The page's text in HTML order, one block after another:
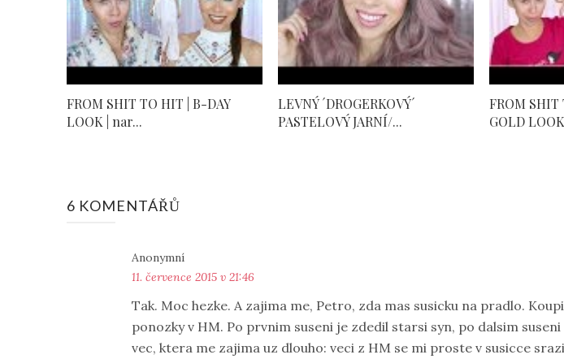
FROM SHIT TO HIT | B-DAY
LOOK | nar...
LEVNÝ ´DROGERKOVÝ´
PASTELOVÝ JARNÍ/...
FROM SHIT
GOLD
6 KOMENTÁŘŮ
Anonymní
11. července 2015 v 21:46
Tak. Moc hezke. A zajima me, Petro, zda mas susicku na pradlo.
ponozky v HM. Po prvnim suseni je zdedil starsi syn, po dalsim
vec, ktera me zajima uz dlouho: veci z HM se mi proste v susicce